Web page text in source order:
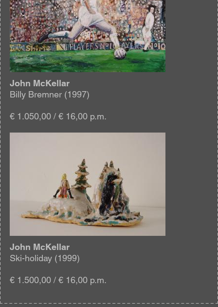
John McKellar
Billy Bremner (1997)
€ 1.050,00 / € 16,00 p.m.
John McKellar
Ski-holiday (1999)
€ 1.500,00 / € 16,00 p.m.